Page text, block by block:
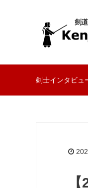
剣士インタビュ